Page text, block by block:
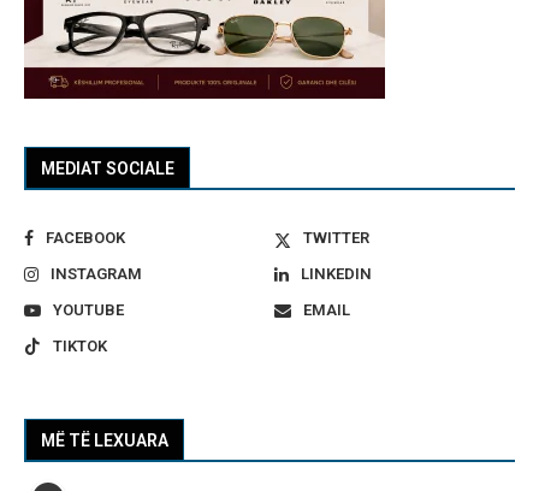
MEDIAT SOCIALE
FACEBOOK
TWITTER
INSTAGRAM
LINKEDIN
YOUTUBE
EMAIL
TIKTOK
MË TË LEXUARA